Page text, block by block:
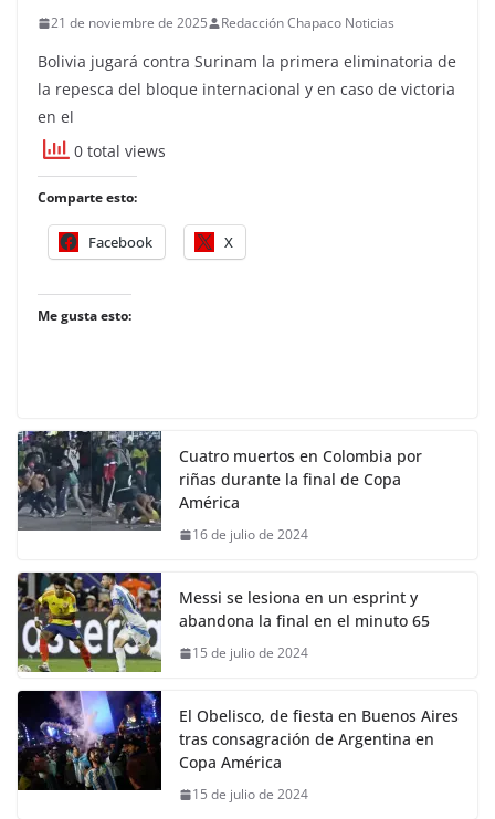
21 de noviembre de 2025 Redacción Chapaco Noticias
Bolivia jugará contra Surinam la primera eliminatoria de
la repesca del bloque internacional y en caso de victoria
en el
0 total views
Comparte esto:
Facebook X
Me gusta esto:
Cuatro muertos en Colombia por
riñas durante la final de Copa
América
16 de julio de 2024
Messi se lesiona en un esprint y
abandona la final en el minuto 65
15 de julio de 2024
El Obelisco, de fiesta en Buenos Aires
tras consagración de Argentina en
Copa América
15 de julio de 2024